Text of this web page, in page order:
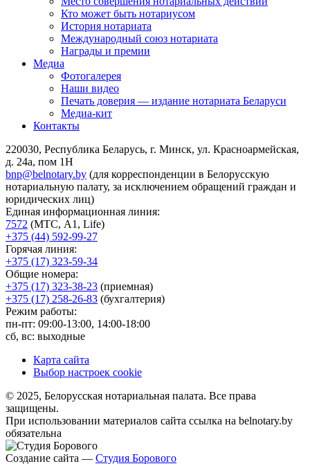
Кто может быть нотариусом
История нотариата
Международный союз нотариата
Награды и премии
Медиа
Фотогалерея
Наши видео
Печать доверия — издание нотариата Беларуси
Медиа-кит
Контакты
220030, Республика Беларусь, г. Минск, ул. Красноармейская,
д. 24а, пом 1Н
bnp@belnotary.by (для корреспонденции в Белорусскую
нотариальную палату, за исключением обращений граждан и
юридических лиц)
Единая информационная линия:
7572 (МТС, A1, Life)
+375 (44) 592-99-27
Горячая линия:
+375 (17) 323-59-34
Общие номера:
+375 (17) 323-38-23 (приемная)
+375 (17) 258-26-83 (бухгалтерия)
Режим работы:
пн-пт: 09:00-13:00, 14:00-18:00
сб, вс: выходные
Карта сайта
Выбор настроек cookie
© 2025, Белорусская нотариальная палата. Все права
защищены.
При использовании материалов сайта ссылка на belnotary.by
обязательна
Создание сайта — Студия Борового